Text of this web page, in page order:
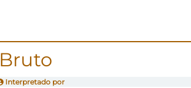
Bruto
Interpretado por